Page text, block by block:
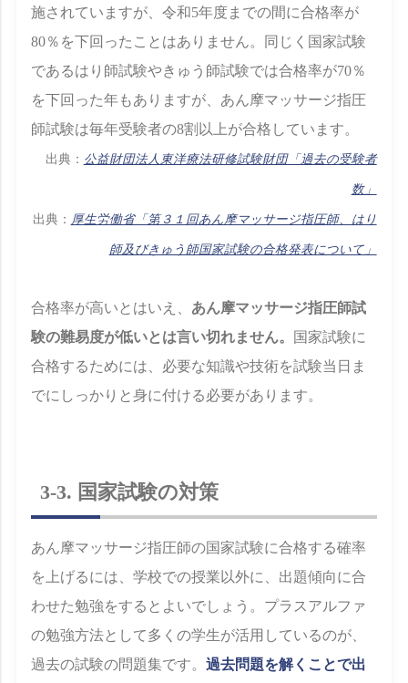
施されていますが、令和5年度までの間に合格率が
80％を下回ったことはありません。同じく国家試験
であるはり師試験やきゅう師試験では合格率が70％
を下回った年もありますが、あん摩マッサージ指圧
師試験は毎年受験者の8割以上が合格しています。
出典： 公益財団法人東洋療法研修試験財団「過去の受験者
数」
出典： 厚生労働省「第３１回あん摩マッサージ指圧師、はり
師及びきゅう師国家試験の合格発表について」
合格率が高いとはいえ、 あん摩マッサージ指圧師試
験の難易度が低いとは言い切れません。
国家試験に
合格するためには、必要な知識や技術を試験当日ま
でにしっかりと身に付ける必要があります。
3-3. 国家試験の対策
あん摩マッサージ指圧師の国家試験に合格する確率
を上げるには、学校での授業以外に、出題傾向に合
わせた勉強をするとよいでしょう。プラスアルファ
の勉強方法として多くの学生が活用しているのが、
過去の試験の問題集です。過去問題を解くことで出